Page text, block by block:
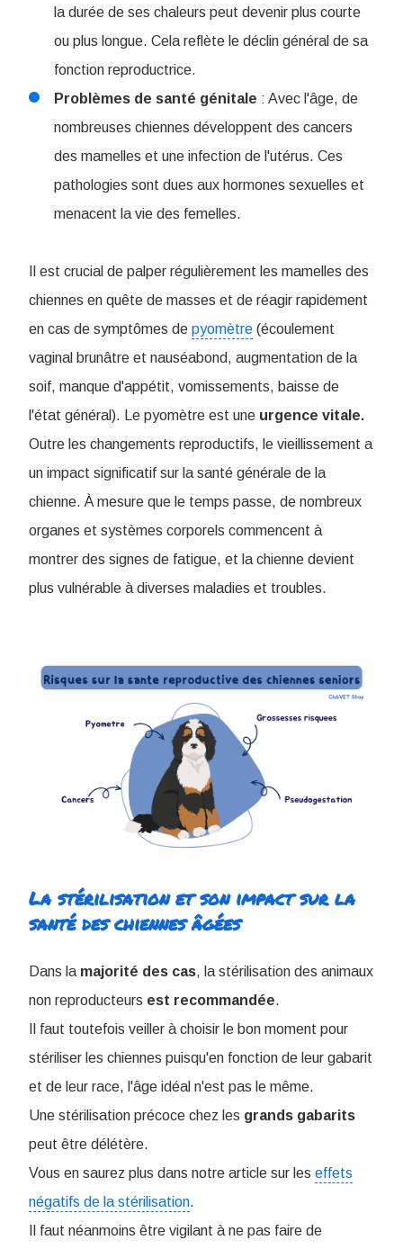
la durée de ses chaleurs peut devenir plus courte
ou plus longue. Cela reflète le déclin général de sa
fonction reproductrice.
Problèmes de santé génitale : Avec l'âge, de
nombreuses chiennes développent des cancers
des mamelles et une infection de l'utérus. Ces
pathologies sont dues aux hormones sexuelles et
menacent la vie des femelles.
Il est crucial de palper régulièrement les mamelles des
chiennes en quête de masses et de réagir rapidement
en cas de symptômes de pyomètre (écoulement
vaginal brunâtre et nauséabond, augmentation de la
soif, manque d'appétit, vomissements, baisse de
l'état général). Le pyomètre est une urgence vitale.
Outre les changements reproductifs, le vieillissement a
un impact significatif sur la santé générale de la
chienne. À mesure que le temps passe, de nombreux
organes et systèmes corporels commencent à
montrer des signes de fatigue, et la chienne devient
plus vulnérable à diverses maladies et troubles.
La stérilisation et son impact sur la
santé des chiennes âgées
Dans la majorité des cas, la stérilisation des animaux
non reproducteurs est recommandée.
Il faut toutefois veiller à choisir le bon moment pour
stériliser les chiennes puisqu'en fonction de leur gabarit
et de leur race, l'âge idéal n'est pas le même.
Une stérilisation précoce chez les grands gabarits
peut être délétère.
Vous en saurez plus dans notre article sur les effets
négatifs de la stérilisation.
Il faut néanmoins être vigilant à ne pas faire de